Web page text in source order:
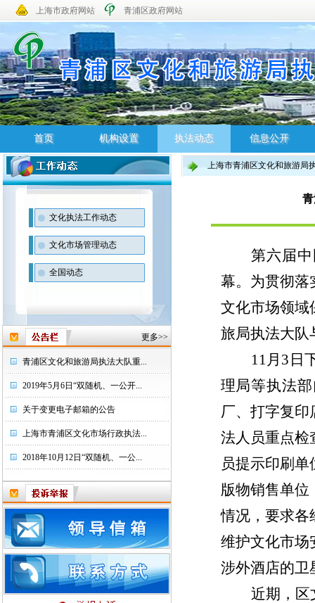
上海市政府网站 青浦区政府网站
首页
首页
机构设置
机构设置
执法动态
执法动态
信息公开
信息公开
文化执法工作动态
文化市场管理动态
全国动态
更多>>
青浦区文化和旅游局执法大队重...
2019年5月6日“双随机、一公开...
关于变更电子邮箱的公告
上海市青浦区文化市场行政执法...
2018年10月12日“双随机、一公...
上海市青浦区文化和旅游局
第六届
幕。为贯彻落
文化市场领域
旅局执法大队
11月 3 日
理局等执法
厂、打字复
法人员重点检
员提示印刷
版物销售单
情况，要求各
维护文化市场
涉外酒店的卫
近期， 区